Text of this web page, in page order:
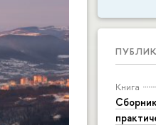
Книга